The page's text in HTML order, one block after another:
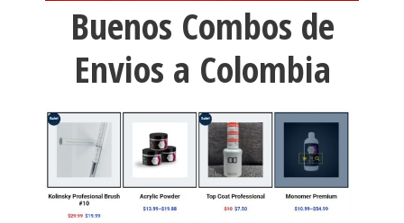
Buenos Combos de
Envios a Colombia